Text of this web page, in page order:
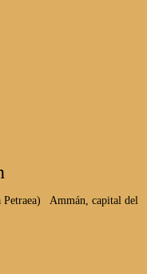
Ammán, capital del